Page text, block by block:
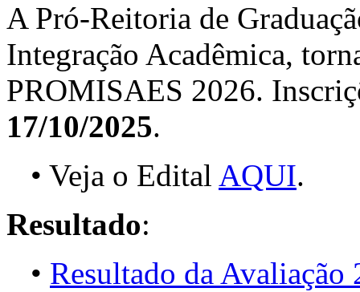
A Pró-Reitoria de
Integração Acadêmica,
PROMISAES 2026.
17/10/2025.
• Veja o Edital AQUI.
Resultado:
• Resultado da Avaliação